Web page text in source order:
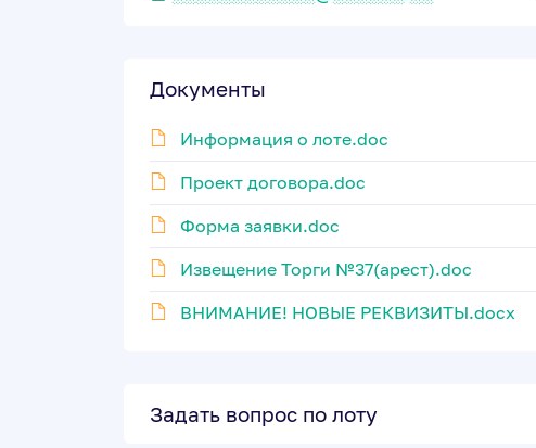
Документы
Информация о лоте.doc
Проект договора.doc
Форма заявки.doc
Извещение Торги №37(арест).doc
ВНИМАНИЕ! НОВЫЕ РЕКВИЗИТЫ.docx
Задать вопрос по лоту